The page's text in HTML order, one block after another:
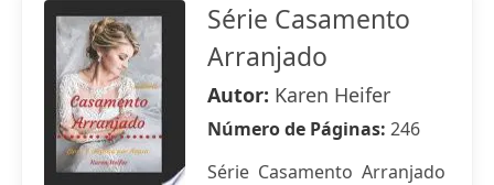
Série Casamento
Arranjado
Autor: Karen Heifer
Número de Páginas: 246
Série Casamento Arranjado